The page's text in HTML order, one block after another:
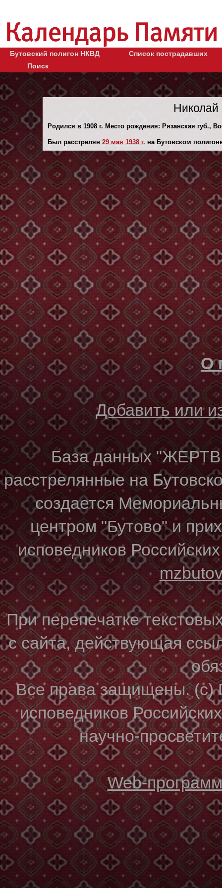
Бутовский полигон НКВД
Список пострадавших
Поиск
Николай
Родился в 1908 г. Место рождения: Рязанская губ.,
Был расстрелян 29 мая 1938 г. на Бутовском
О
Добавить или
База данных
расстрелянные на
создается
центром "Бутово" и
исповедников
При перепечатке
с сайта, действующая
Все права защищены. (с)
исповедников
научно-
Web-